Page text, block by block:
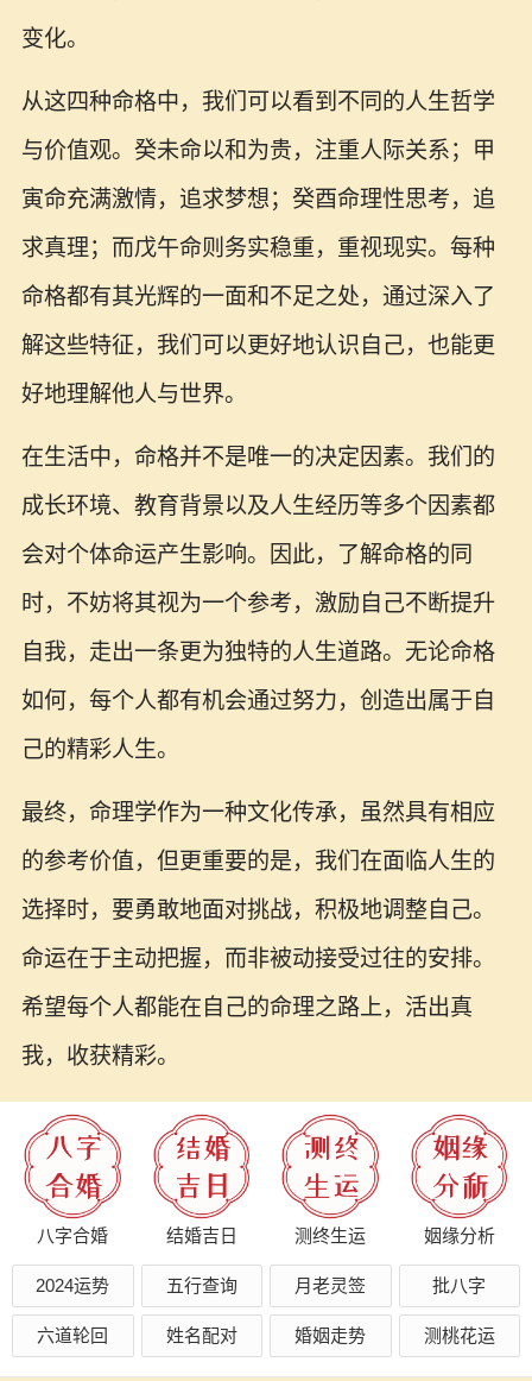
变化。
从这四种命格中，我们可以看到不同的人生哲学
与价值观。癸未命以和为贵，注重人际关系；甲
寅命充满激情，追求梦想；癸酉命理性思考，追
求真理；而戊午命则务实稳重，重视现实。每种
命格都有其光辉的一面和不足之处，通过深入了
解这些特征，我们可以更好地认识自己，也能更
好地理解他人与世界。
在生活中，命格并不是唯一的决定因素。我们的
成长环境、教育背景以及人生经历等多个因素都
会对个体命运产生影响。因此，了解命格的同
时，不妨将其视为一个参考，激励自己不断提升
自我，走出一条更为独特的人生道路。无论命格
如何，每个人都有机会通过努力，创造出属于自
己的精彩人生。
最终，命理学作为一种文化传承，虽然具有相应
的参考价值，但更重要的是，我们在面临人生的
选择时，要勇敢地面对挑战，积极地调整自己。
命运在于主动把握，而非被动接受过往的安排。
希望每个人都能在自己的命理之路上，活出真
我，收获精彩。
八字合婚 结婚吉日 测终生运 姻缘分析
2024运势 五行查询 月老灵签 批八字
六道轮回 姓名配对 婚姻走势 测桃花运